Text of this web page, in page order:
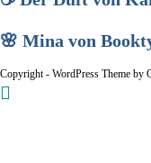
🌸 Mina von
Copyright - WordPress Theme by